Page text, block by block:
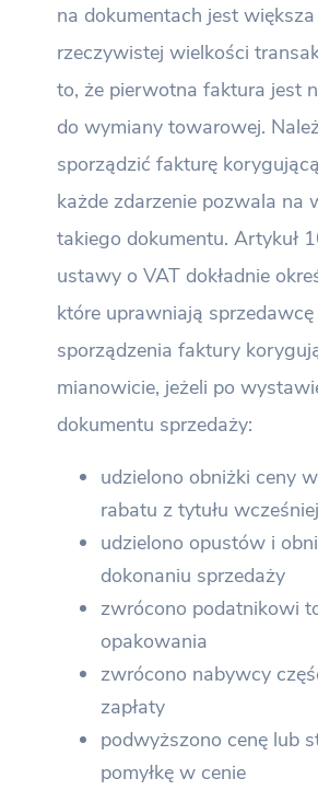
na dokumentach jest
rzeczywistej wielkości
to, że pierwotna faktura jest
do wymiany towarowej.
sporządzić fakturę
każde zdarzenie pozwala na
takiego dokumentu. Artykuł
ustawy o VAT dokładnie
które uprawniają sprzedawcę
sporządzenia faktury
mianowicie, jeżeli po
dokumentu sprzedaży:
udzielono obniżki ceny
rabatu z tytułu
udzielono opustów i
dokonaniu sprzedaży
zwrócono podatnikowi
opakowania
zwrócono nabywcy
zapłaty
podwyższono cenę lub
pomyłkę w cenie